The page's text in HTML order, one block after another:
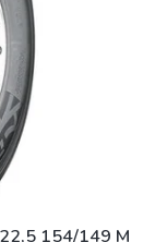
154/149 M